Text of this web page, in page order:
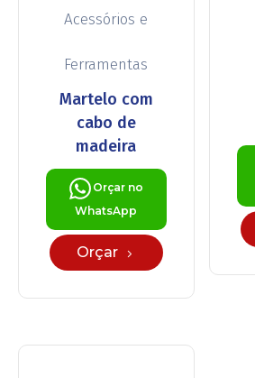
Acessórios e
Ferramentas
Martelo com
cabo de
madeira
Orçar no
WhatsApp
Orçar